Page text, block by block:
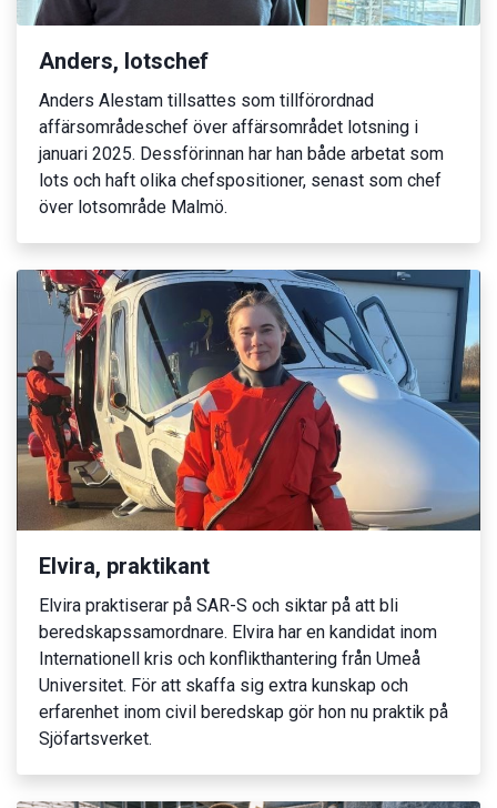
Anders, lotschef
Anders Alestam tillsattes som tillförordnad
affärsområdeschef över affärsområdet lotsning i
januari 2025. Dessförinnan har han både arbetat som
lots och haft olika chefspositioner, senast som chef
över lotsområde Malmö.
Elvira, praktikant
Elvira praktiserar på SAR-S och siktar på att bli
beredskapssamordnare. Elvira har en kandidat inom
Internationell kris och konflikthantering från Umeå
Universitet. För att skaffa sig extra kunskap och
erfarenhet inom civil beredskap gör hon nu praktik på
Sjöfartsverket.